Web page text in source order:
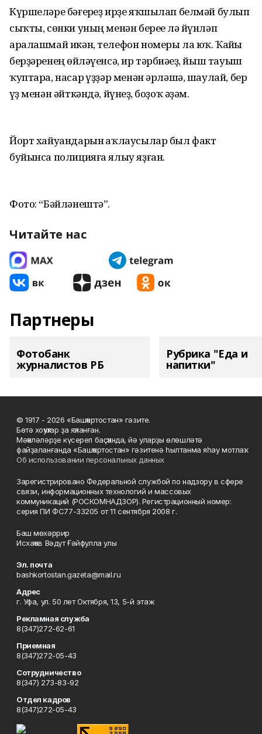
Күршеләре бәғерһеҙ ирҙе яҡшылап белмәй булып
сыҡты, сөнки уның менән береһе лә йүнләп
аралашмай икән, телефон номеры ла юҡ. Ҡайһы
берҙәренең һөйләүенсә, ир тәрбиәһеҙ, йыш тауыш
ҡуптара, насар һүҙҙәр менән әрләшә, шаулай, бер
һүҙ менән әйткәндә, йүнһеҙ, боҙоҡ әҙәм.
Йорт хайуандарын һаҡлаусылар был факт
буйынса полицияға ялыу яҙған.
Фото: “Бәйләнештә”.
Читайте нас
Партнеры
Фотобанк
журналистов РБ
Рубрика "Еда и
напитки"
© 1917 - 2026 «Башҡортостан» гәзите.
Бөтә хоҡуҡтар ҙа яҡланған.
Мәҡәләләрҙе күсереп баҫҡанда, йә уларҙы өлөшләтә
файҙаланғанда «Башҡортостан» гәзитенә һылтанма яһау мотлаҡ.
Об использовании персональных данных
Зарегистрировано Федеральной службой по надзору в сфере
связи, информационных технологий и массовых
коммуникаций (РОСКОМНАДЗОР). Регистрационный номер:
серия ПИ ФС77-33205 от 11 сентября 2008 г.
Баш мөхәррир
Исхаҡов Вәдүт Ғәйфулла улы
Эл. почта
bashkortostan.gazeta@mail.ru
Адрес
г. Уфа, ул. 50 лет Октября, 13, 5-й этаж
Рекламная служба
8(347)272-62-61
Приемная
8(347)272-05-43
Сотрудничество
8(347) 273-83-92
Отдел кадров
8(347)272-05-43